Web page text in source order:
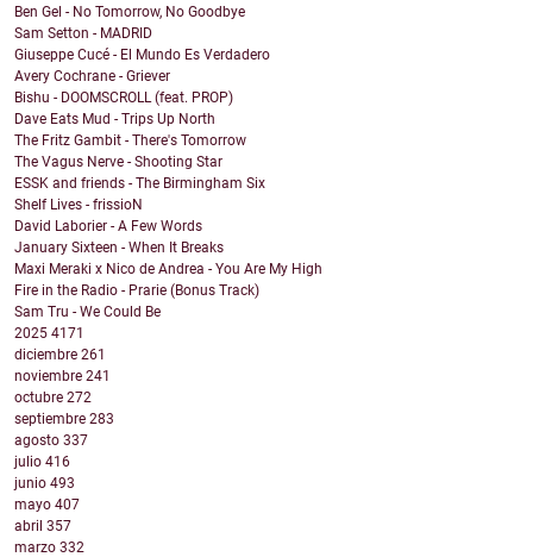
Ben Gel - No Tomorrow, No Goodbye
Sam Setton - MADRID
Giuseppe Cucé - El Mundo Es Verdadero
Avery Cochrane - Griever
Bishu - DOOMSCROLL (feat. PROP)
Dave Eats Mud - Trips Up North
The Fritz Gambit - There's Tomorrow
The Vagus Nerve - Shooting Star
ESSK and friends - The Birmingham Six
Shelf Lives - frissioN
David Laborier - A Few Words
January Sixteen - When It Breaks
Maxi Meraki x Nico de Andrea - You Are My High
Fire in the Radio - Prarie (Bonus Track)
Sam Tru - We Could Be
2025 4171
diciembre 261
noviembre 241
octubre 272
septiembre 283
agosto 337
julio 416
junio 493
mayo 407
abril 357
marzo 332